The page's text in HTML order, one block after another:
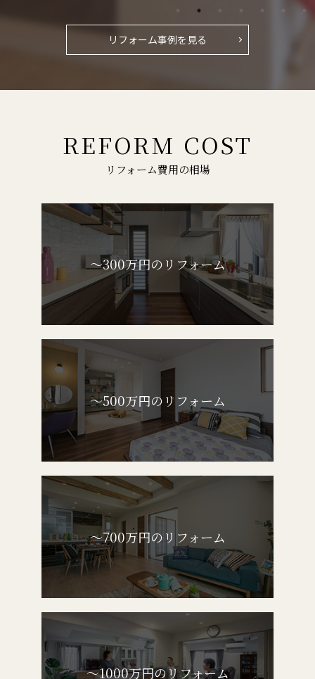
リフォーム事例を見る
REFORM COST
リフォーム費用の相場
～300万円のリフォーム
～500万円のリフォーム
～700万円のリフォーム
～1000万円のリフォーム